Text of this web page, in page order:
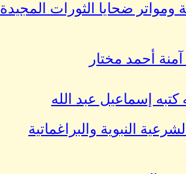
ضحايا الثورات المجيدة
آمنة أحمد مختار
كتبه إسماعيل عبد الله
النبوية والبراغماتية